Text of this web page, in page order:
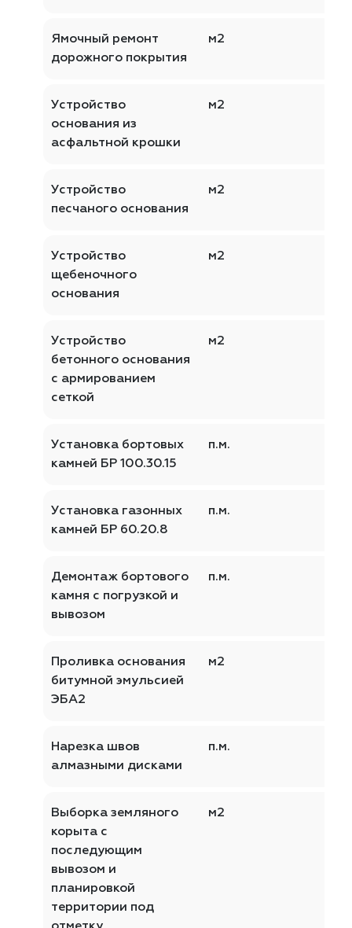
Ямочный ремонт
дорожного покрытия
м2
Устройство
основания из
асфальтной крошки
м2
Устройство
песчаного основания
м2
Устройство
щебеночного
основания
м2
Устройство
бетонного основания
с армированием
сеткой
м2
Установка бортовых
камней БР 100.30.15
п.м.
Установка газонных
камней БР 60.20.8
п.м.
Демонтаж бортового
камня с погрузкой и
вывозом
п.м.
Проливка основания
битумной эмульсией
ЭБА2
м2
Нарезка швов
алмазными дисками
п.м.
Выборка земляного
корыта с
последующим
вывозом и
планировкой
территории под
м2